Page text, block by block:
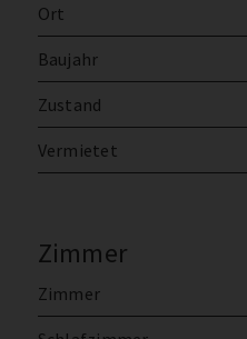
Ort
Baujahr
Zustand
Vermietet
Zimmer
Zimmer